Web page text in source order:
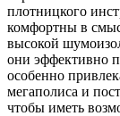
плотницкого
комфортны в
высокой
они эффективно
особенно
мегаполиса и
чтобы иметь